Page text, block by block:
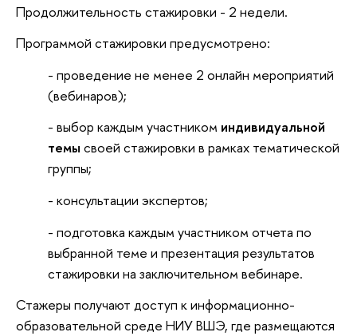
Продолжительность стажировки - 2 недели.
Программой стажировки предусмотрено:
- проведение не менее 2 онлайн мероприятий
(вебинаров);
- выбор каждым участником индивидуальной
темы своей стажировки в рамках тематической
группы;
- консультации экспертов;
- подготовка каждым участником отчета по
выбранной теме и презентация результатов
стажировки на заключительном вебинаре.
Стажеры получают доступ к информационно-
образовательной среде НИУ ВШЭ, где размещаются